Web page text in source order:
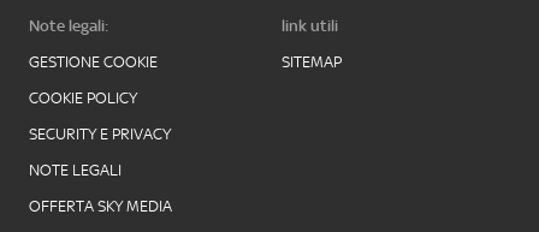
Note legali:
GESTIONE COOKIE
COOKIE POLICY
SECURITY E PRIVACY
NOTE LEGALI
OFFERTA SKY MEDIA
link utili
SITEMAP